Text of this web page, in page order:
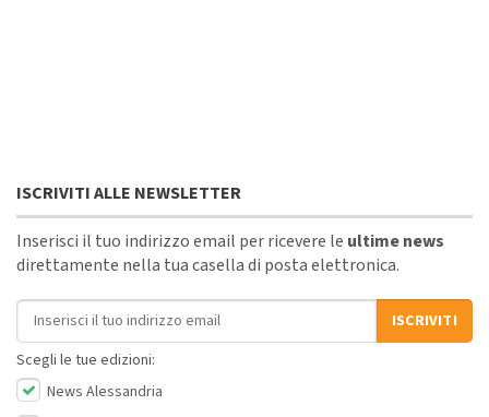
ISCRIVITI ALLE NEWSLETTER
Inserisci il tuo indirizzo email per ricevere le ultime news
direttamente nella tua casella di posta elettronica.
Indirizzo email
ISCRIVITI
Scegli le tue edizioni:
News Alessandria